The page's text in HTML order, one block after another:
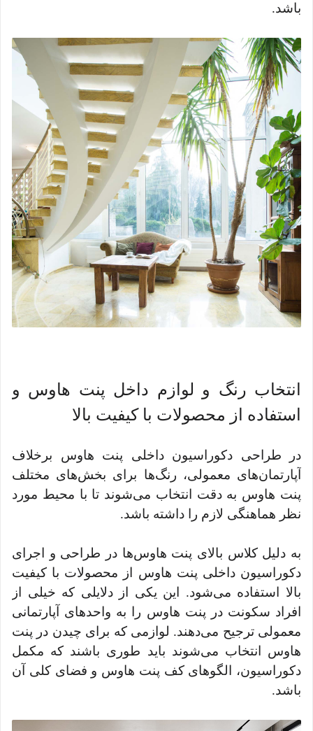
باشد.
انتخاب رنگ و لوازم داخل پنت هاوس و
استفاده از محصولات با کیفیت بالا
در طراحی دکوراسیون داخلی پنت هاوس برخلاف
آپارتمان‌های معمولی، رنگ‌ها برای بخش‌های مختلف
پنت هاوس به دقت انتخاب می‌شوند تا با محیط مورد
نظر هماهنگی لازم را داشته باشد.
به دلیل کلاس بالای پنت هاوس‌ها در طراحی و اجرای
دکوراسیون داخلی پنت هاوس از محصولات با کیفیت
بالا استفاده می‌شود. این یکی از دلایلی که خیلی از
افراد سکونت در پنت هاوس را به واحدهای آپارتمانی
معمولی ترجیح می‌دهند. لوازمی که برای چیدن در پنت
هاوس انتخاب می‌شوند باید طوری باشند که مکمل
دکوراسیون، الگوهای کف پنت هاوس و فضای کلی آن
باشد.